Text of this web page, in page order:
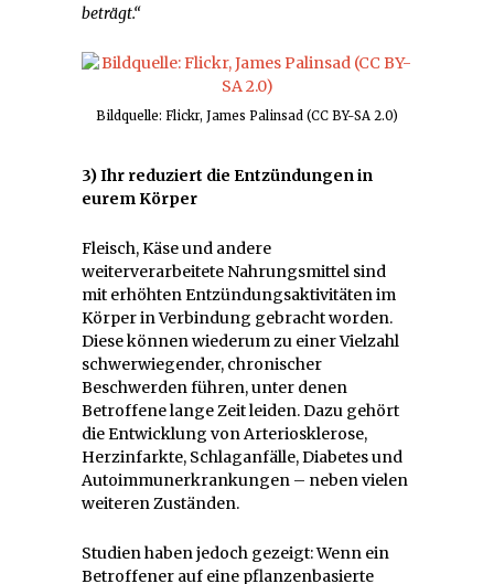
beträgt.“
Bildquelle: Flickr, James Palinsad (CC BY-SA 2.0)
3) Ihr reduziert die Entzündungen in
eurem Körper
Fleisch, Käse und andere
weiterverarbeitete Nahrungsmittel sind
mit erhöhten Entzündungsaktivitäten im
Körper in Verbindung gebracht worden.
Diese können wiederum zu einer Vielzahl
schwerwiegender, chronischer
Beschwerden führen, unter denen
Betroffene lange Zeit leiden. Dazu gehört
die Entwicklung von Arteriosklerose,
Herzinfarkte, Schlaganfälle, Diabetes und
Autoimmunerkrankungen – neben vielen
weiteren Zuständen.
Studien haben jedoch gezeigt: Wenn ein
Betroffener auf eine pflanzenbasierte